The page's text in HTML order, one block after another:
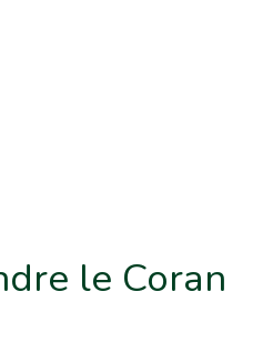
le Coran